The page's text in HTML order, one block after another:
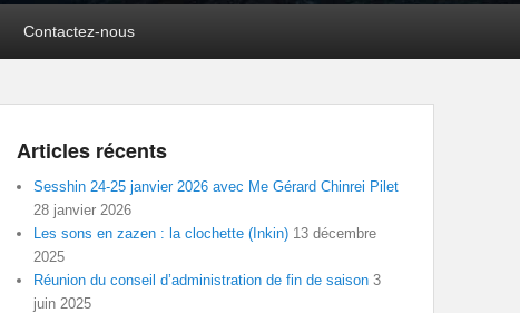
Contactez-nous
Articles récents
Sesshin 24-25 janvier 2026 avec Me Gérard Chinrei Pilet
28 janvier 2026
Les sons en zazen : la clochette (Inkin) 13 décembre
2025
Réunion du conseil d’administration de fin de saison 3
juin 2025